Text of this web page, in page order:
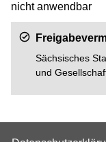
nicht anwendbar
Sächsisches
und